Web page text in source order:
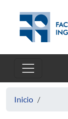
Inicio